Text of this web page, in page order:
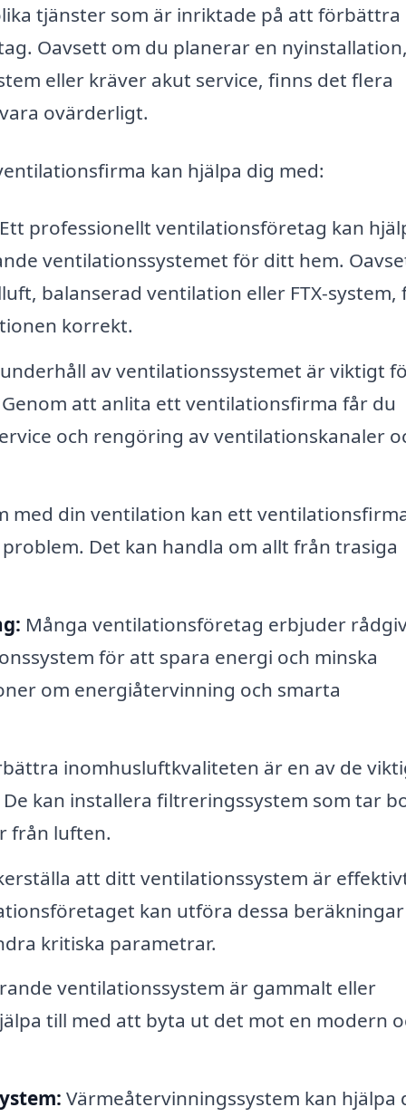
tjänster som är inriktade på att förbättra
Oavsett om du planerar en
eller kräver akut service, finns det flera
ovärderligt.
kan hjälpa dig med:
professionellt ventilationsföretag kan
ventilationssystemet för ditt hem.
balanserad ventilation eller FTX-system,
korrekt.
av ventilationssystemet är viktigt
att anlita ett ventilationsfirma får du
och rengöring av ventilationskanaler
med din ventilation kan ett
Det kan handla om allt från trasiga
Många ventilationsföretag erbjuder
för att spara energi och minska
om energiåtervinning och smarta
inomhusluftkvaliteten är en av de
kan installera filtreringssystem som tar
från luften.
att ditt ventilationssystem är
kan utföra dessa
kritiska parametrar.
ventilationssystem är gammalt eller
till med att byta ut det mot en modern
Värmeåtervinningssystem kan hjälpa